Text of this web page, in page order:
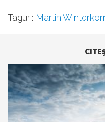
Taguri: Martin